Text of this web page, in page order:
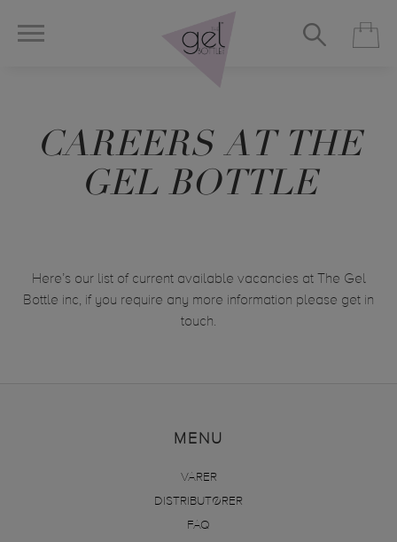
CAREERS AT THE
GEL BOTTLE
Here’s our list of current available vacancies at The Gel
Bottle inc, if you require any more information please get in
touch.
MENU
VARER
DISTRIBUTØRER
FAQ